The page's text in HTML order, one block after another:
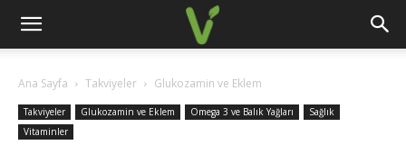
Ana Sayfa Takviyeler Glukozamin ve Eklem
Takviyeler Glukozamin ve Eklem Omega 3 ve Balık Yağları
Sağlık
Vitaminler